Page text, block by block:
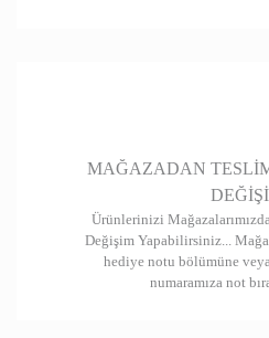
Gönder
MAĞAZADAN
Ürünlerinizi
Değişim Yapabilirsiniz...
hediye notu bölümüne
numaramıza not